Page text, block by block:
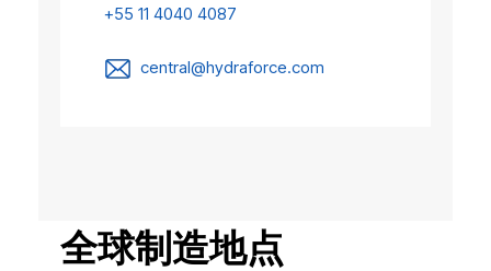
+55 11 4040 4087
central@hydraforce.com
全球制造地点